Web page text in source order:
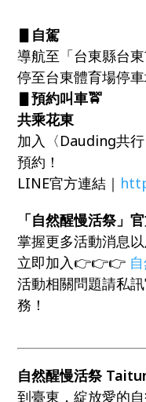
▋自駕
導航至「台東縣台
停至台東體育場停車
▋預約叫車🚖
共乘花東
加入〈Dauding共
預約！
LINE官方連結｜
「自然醒慢活祭」
掌握更多活動消息
立即加入👉👉👉
活動相關問題請私
務！
自然醒慢活祭
到臺東，綻放愛的